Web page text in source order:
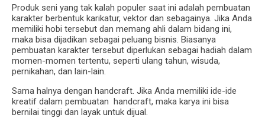
Produk seni yang tak kalah populer saat ini adalah pembuatan
karakter berbentuk karikatur, vektor dan sebagainya. Jika Anda
memiliki hobi tersebut dan memang ahli dalam bidang ini,
maka bisa dijadikan sebagai peluang bisnis. Biasanya
pembuatan karakter tersebut diperlukan sebagai hadiah dalam
momen-momen tertentu, seperti ulang tahun, wisuda,
pernikahan, dan lain-lain.
Sama halnya dengan handcraft. Jika Anda memiliki ide-ide
kreatif dalam pembuatan handcraft, maka karya ini bisa
bernilai tinggi dan layak untuk dijual.